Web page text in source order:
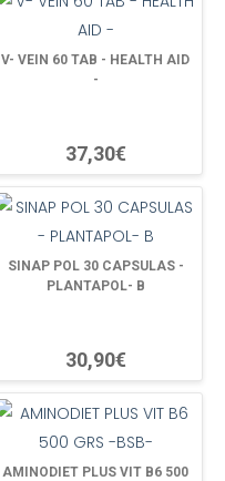
V- VEIN 60 TAB - HEALTH AID
-
37,30€
SINAP POL 30 CAPSULAS -
PLANTAPOL- B
30,90€
AMINODIET PLUS VIT B6 500